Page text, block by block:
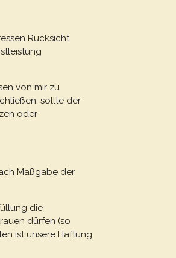
Rücksicht
von mir zu
sollte der
oder
Maßgabe der
die
dürfen (so
ist unsere Haftung